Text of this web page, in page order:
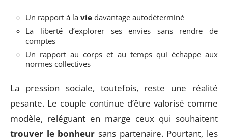
Un rapport à la vie davantage autodéterminé
La liberté d’explorer ses envies sans rendre de
comptes
Un rapport au corps et au temps qui échappe aux
normes collectives
La pression sociale, toutefois, reste une réalité
pesante. Le couple continue d’être valorisé comme
modèle, reléguant en marge ceux qui souhaitent
trouver le bonheur sans partenaire. Pourtant, les